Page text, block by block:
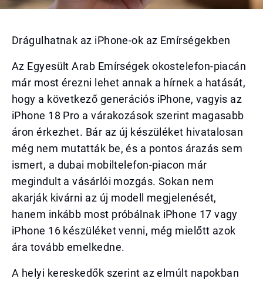
Drágulhatnak az iPhone-ok az Emírségekben
Az Egyesült Arab Emírségek okostelefon-piacán
már most érezni lehet annak a hírnek a hatását,
hogy a következő generációs iPhone, vagyis az
iPhone 18 Pro a várakozások szerint magasabb
áron érkezhet. Bár az új készüléket hivatalosan
még nem mutatták be, és a pontos árazás sem
ismert, a dubai mobiltelefon-piacon már
megindult a vásárlói mozgás. Sokan nem
akarják kivárni az új modell megjelenését,
hanem inkább most próbálnak iPhone 17 vagy
iPhone 16 készüléket venni, még mielőtt azok
ára tovább emelkedne.
A helyi kereskedők szerint az elmúlt napokban